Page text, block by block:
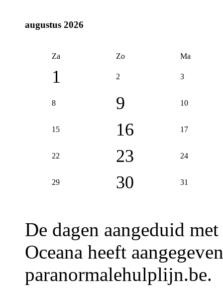
augustus 2026
Za Zo Ma
1 2 3
8 9 10
15 16 17
22 23 24
29 30 31
De dagen aangeduid
Oceana heeft
paranormalehulplijn.be.